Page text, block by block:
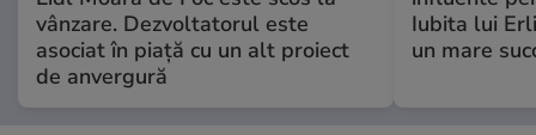
vânzare. Dezvoltatorul este
asociat în piață cu un alt proiect
de anvergură
Iubita lui
un mare